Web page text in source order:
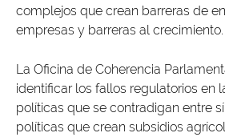
complejos que crean barreras de
empresas y barreras al crecimiento.
La Oficina de Coherencia
identificar los fallos regulatorios en
políticas que se contradigan entre
políticas que crean subsidios